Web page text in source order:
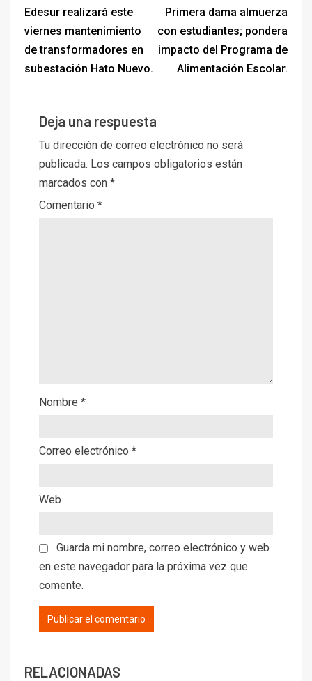
Edesur realizará este
viernes mantenimiento
de transformadores en
subestación Hato Nuevo.
Primera dama almuerza
con estudiantes; pondera
impacto del Programa de
Alimentación Escolar.
Deja una respuesta
Tu dirección de correo electrónico no será
publicada. Los campos obligatorios están
marcados con *
Comentario *
Nombre *
Correo electrónico *
Web
Guarda mi nombre, correo electrónico y web
en este navegador para la próxima vez que
comente.
RELACIONADAS